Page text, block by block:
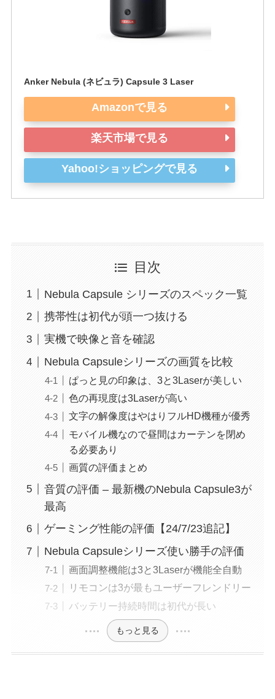
Anker Nebula (ネビュラ) Capsule 3 Laser
Amazonで見る
楽天市場で見る
Yahoo!ショッピングで見る
目次
Nebula Capsule シリーズのスペック一覧
携帯性は初代が頭一つ抜ける
実機で映像と音を確認
Nebula Capsuleシリーズの画質を比較
ぱっと見の印象は、3と3Laserが美しい
色の再現度は3Laserが高い
文字の解像度はやはりフルHD機種が優秀
モバイル機なので昼間はカーテンを閉め
る必要あり
画質の評価まとめ
音質の評価 – 最新機のNebula Capsule3が
最高
ゲーミング性能の評価【24/7/23追記】
Nebula Capsuleシリーズ使い勝手の評価
画面調整機能は3と3Laserが機能全自動
リモコンは3が最もユーザーフレンドリー
バッテリー持続時間は初代が長い
もっと見る